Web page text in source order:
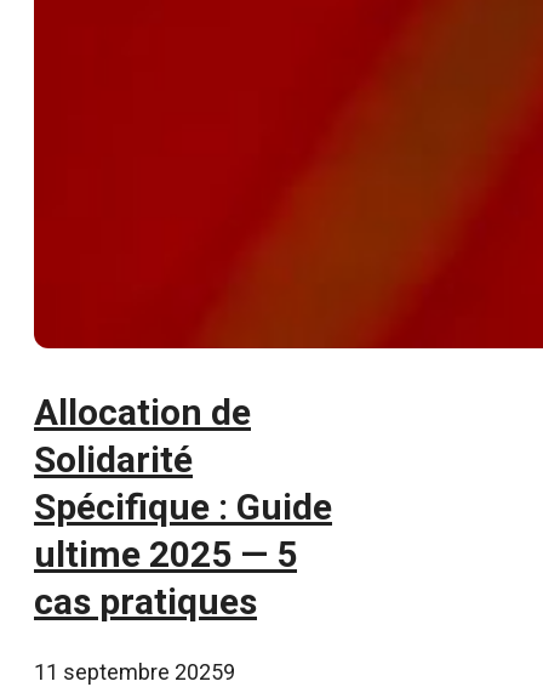
Allocation de
Solidarité
Spécifique : Guide
ultime 2025 — 5
cas pratiques
11 septembre 20259